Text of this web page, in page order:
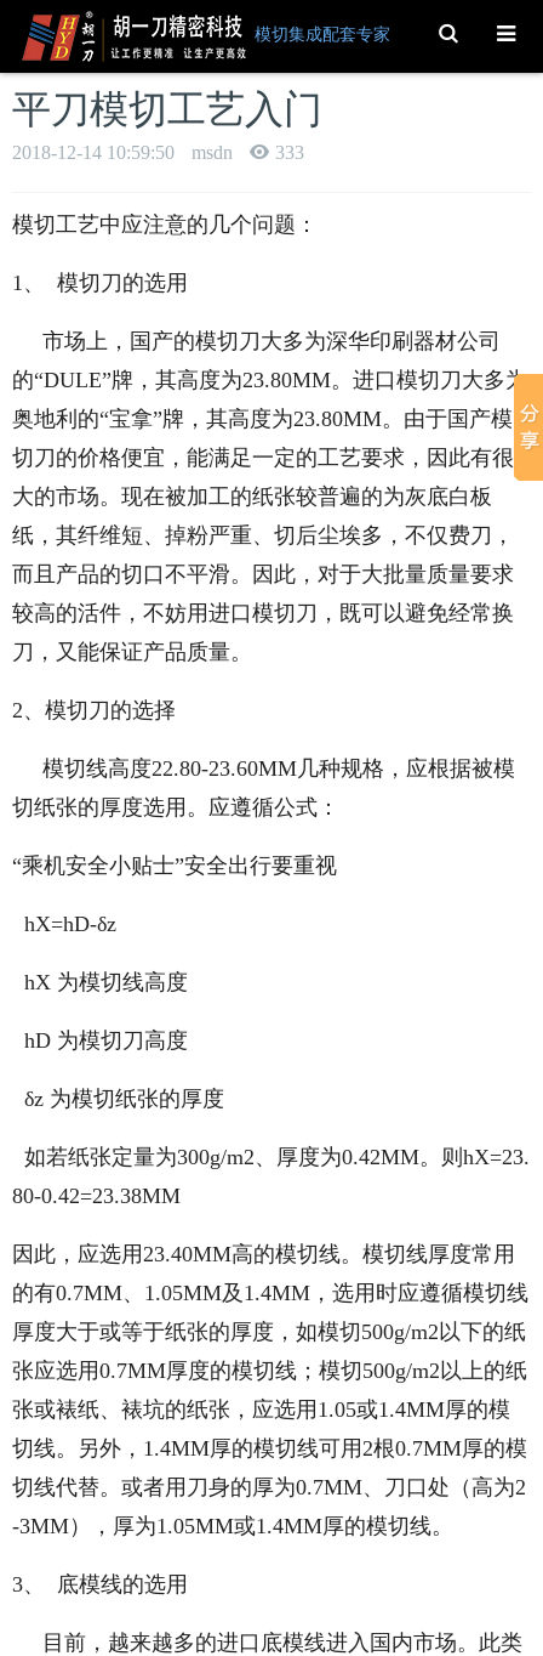
模切集成配套专家 Toggle
Search
平刀模切工艺入门
2018-12-14 10:59:50 msdn 333
模切工艺中应注意的几个问题：
1、 模切刀的选用
市场上，国产的模切刀大多为深华印刷器材公司
的“DULE”牌，其高度为23.80MM。进口模切刀大多为
奥地利的“宝拿”牌，其高度为23.80MM。由于国产模
切刀的价格便宜，能满足一定的工艺要求，因此有很
大的市场。现在被加工的纸张较普遍的为灰底白板
纸，其纤维短、掉粉严重、切后尘埃多，不仅费刀，
而且产品的切口不平滑。因此，对于大批量质量要求
较高的活件，不妨用进口模切刀，既可以避免经常换
刀，又能保证产品质量。
2、模切刀的选择
模切线高度22.80-23.60MM几种规格，应根据被模
切纸张的厚度选用。应遵循公式：
“乘机安全小贴士”安全出行要重视
hX=hD-δz
hX 为模切线高度
hD 为模切刀高度
δz 为模切纸张的厚度
如若纸张定量为300g/m2、厚度为0.42MM。则hX=23.
80-0.42=23.38MM
因此，应选用23.40MM高的模切线。模切线厚度常用
的有0.7MM、1.05MM及1.4MM，选用时应遵循模切线
厚度大于或等于纸张的厚度，如模切500g/m2以下的纸
张应选用0.7MM厚度的模切线；模切500g/m2以上的纸
张或裱纸、裱坑的纸张，应选用1.05或1.4MM厚的模
切线。另外，1.4MM厚的模切线可用2根0.7MM厚的模
切线代替。或者用刀身的厚为0.7MM、刀口处（高为2
-3MM），厚为1.05MM或1.4MM厚的模切线。
3、 底模线的选用
目前，越来越多的进口底模线进入国内市场。此类